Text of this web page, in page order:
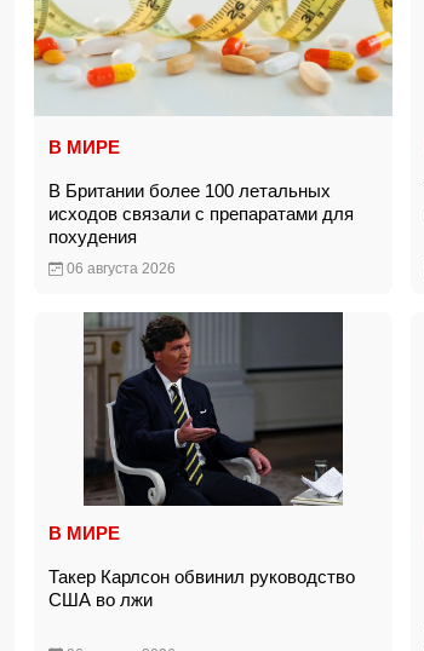
В МИРЕ
В Британии более 100 летальных
исходов связали с препаратами для
похудения
06 августа 2026
В МИРЕ
Такер Карлсон обвинил руководство
США во лжи